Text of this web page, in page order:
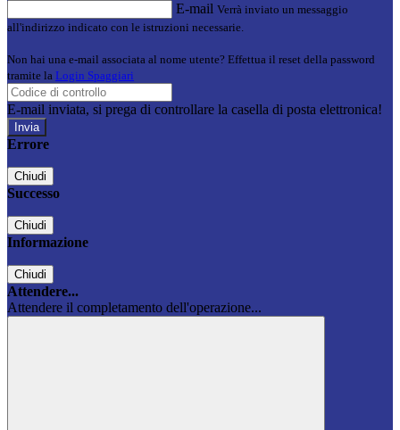
E-mail Verrà inviato un messaggio
all'indirizzo indicato con le istruzioni necessarie.
Non hai una e-mail associata al nome utente? Effettua il reset della password
tramite la Login Spaggiari
E-mail inviata, si prega di controllare la casella di posta elettronica!
Errore
Chiudi
Successo
Chiudi
Informazione
Chiudi
Attendere...
Attendere il completamento dell'operazione...